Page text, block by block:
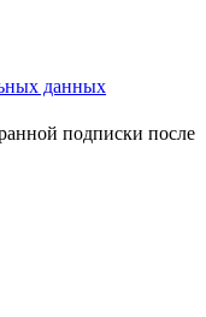
данных
подписки после